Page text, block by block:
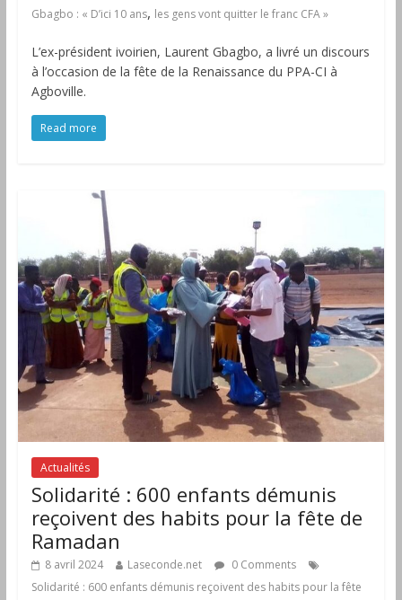
Gbagbo : « D’ici 10 ans, les gens vont quitter le franc CFA »
L’ex-président ivoirien, Laurent Gbagbo, a livré un discours
à l’occasion de la fête de la Renaissance du PPA-CI à
Agboville.
Read more
Actualités
Solidarité : 600 enfants démunis
reçoivent des habits pour la fête de
Ramadan
8 avril 2024 Laseconde.net
0 Comments
Solidarité : 600 enfants démunis reçoivent des habits pour la fête